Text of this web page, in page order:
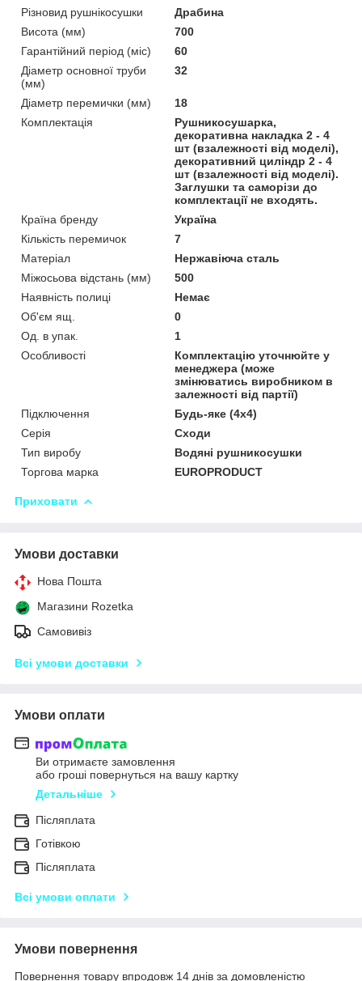
Різновид рушнікосушки
Драбина
Висота (мм)
700
Гарантійний період (міс)
60
Діаметр основної труби
(мм)
32
Діаметр перемички (мм)
18
Комплектація
Рушникосушарка,
декоративна накладка 2 - 4
шт (взалежності від моделі),
декоративний циліндр 2 - 4
шт (взалежності від моделі).
Заглушки та саморізи до
комплектації не входять.
Країна бренду
Україна
Кількість перемичок
7
Матеріал
Нержавіюча сталь
Міжосьова відстань (мм)
500
Наявність полиці
Немає
Об'єм ящ.
0
Од. в упак.
1
Особливості
Комплектацію уточнюйте у
менеджера (може
змінюватись виробником в
залежності від партії)
Підключення
Будь-яке (4х4)
Серія
Сходи
Тип виробу
Водяні рушникосушки
Торгова марка
EUROPRODUCT
Приховати
Умови доставки
Нова Пошта
Магазини Rozetka
Самовивіз
Всі умови доставки
Умови оплати
Ви отримаєте замовлення
або гроші повернуться на вашу картку
Детальніше
Післяплата
Готівкою
Післяплата
Всі умови оплати
Умови повернення
Повернення товару впродовж 14 днів за домовленістю